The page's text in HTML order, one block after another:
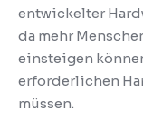
entwickelter
da mehr
einsteigen
erforderlichen
müssen.